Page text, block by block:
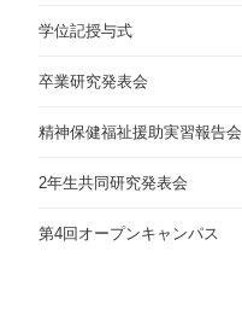
学位記授与式
卒業研究発表会
精神保健福祉援助実習報告会
2年生共同研究発表会
第4回オープンキャンパス